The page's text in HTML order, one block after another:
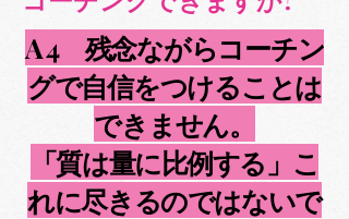
A 4 残念ながらコーチン
グで自信をつけることは
できません。
「質は量に比例する」こ
れに尽きるのではないで